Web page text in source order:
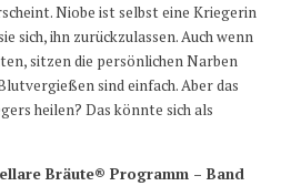
Niobe ist selbst eine Kriegerin
sich, ihn zurückzulassen. Auch wenn
sitzen die persönlichen Narben
sind einfach. Aber das
heilen? Das könnte sich als
Bräute® Programm – Band